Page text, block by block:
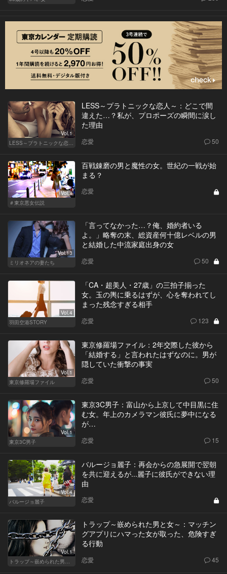
Vol.1
LESS～プラトニックな恋人～
LESS～プラトニックな恋人～：どこで間
違えた…？私が、プロポーズの瞬間に涙し
た理由
恋愛 50
Vol.8
＃東京悪女伝説
百戦錬磨の男と魔性の女。世紀の一戦が始
まる？
恋愛
Vol.13
ミリオネアの妻たち
「言ってなかった…？俺、婚約者いる
よ。」略奪の末、総資産何十億レベルの男
と結婚した中流家庭出身の女
恋愛 50
Vol.4
羽田空港STORY
「CA・超美人・27歳」の三拍子揃った
女。玉の輿に乗るはずが、心を奪われてし
まった残念すぎる相手
恋愛 123
Vol.1
東京修羅場ファイル
東京修羅場ファイル：2年交際した彼から
「結婚する」と言われたはずなのに。男が
隠していた衝撃の事実
恋愛 50
Vol.1
東京3C男子
東京3C男子：富山から上京して中目黒に住
む女。年上のカメラマン彼氏に夢中になる
が…
恋愛 15
Vol.4
バルージョ麗子
バルージョ麗子：再会からの急展開で翌朝
を共に迎えるが...麗子に彼氏ができない理
由
恋愛
Vol.1
トラップ～嵌められた男と女～：マッチン
グアプリにハマった女が取った、危険すぎ
る行動
恋愛 45